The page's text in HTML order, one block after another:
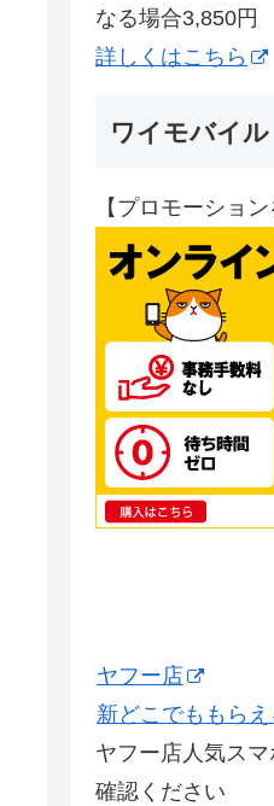
なる場合3,850円
詳しくはこちら
ワイモバイル
【プロモーショ
ヤフー店
新どこでももら
ヤフー店人気ス
確認ください